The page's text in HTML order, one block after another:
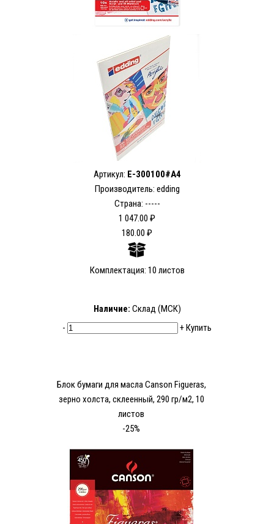
Артикул: E-300100#A4
Производитель: edding
Страна: -----
1 047.00 ₽
180.00 ₽
Комплектация: 10 листов
Наличие: Склад (МСК)
-
+Купить
Блок бумаги для масла Canson Figueras,
зерно холста, склеенный, 290 гр/м2, 10
листов
-25%